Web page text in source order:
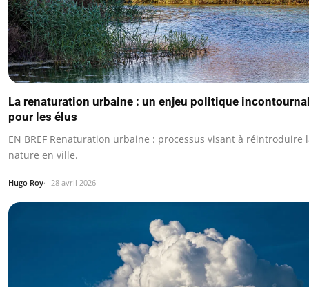
La renaturation urbaine : un enjeu politique
pour les élus
EN BREF Renaturation urbaine : processus visant à réintroduire
nature en ville.
Hugo Roy 28 avril 2026